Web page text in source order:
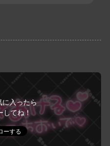
に入ったら
てね！